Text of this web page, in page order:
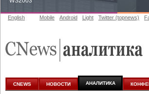
аналитике
English Mobile Android Light Twitter (topnews)
CNEWS НОВОСТИ АНАЛИТИКА